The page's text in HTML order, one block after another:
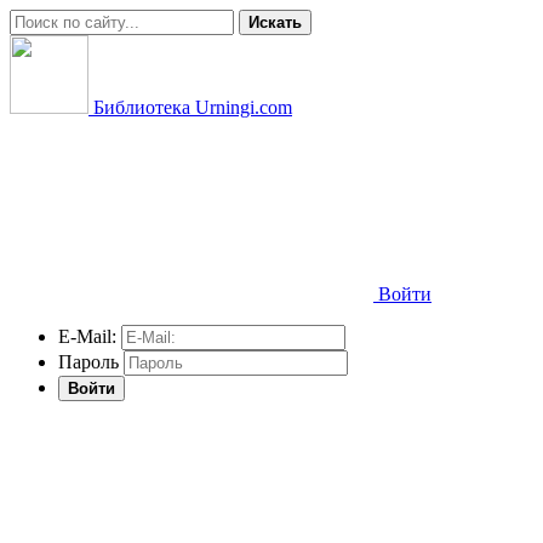
Искать
Библиотека Urningi.com
Войти
E-Mail:
Пароль
Войти